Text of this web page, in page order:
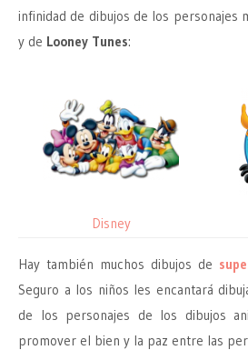
infinidad de dibujos de los personajes
y de Looney Tunes:
Disney
Hay también muchos dibujos de
Seguro a los niños les encantará
de los personajes de los dibujos
promover el bien y la paz entre las